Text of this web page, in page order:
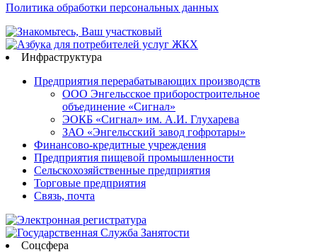
Политика обработки персональных данных
Инфраструктура
Предприятия перерабатывающих производств
ООО Энгельсское приборостроительное
объединение «Сигнал»
ЭОКБ «Сигнал» им. А.И. Глухарева
ЗАО «Энгельсский завод гофротары»
Финансово-кредитные учреждения
Предприятия пищевой промышленности
Сельскохозяйственные предприятия
Торговые предприятия
Связь, почта
Соцсфера